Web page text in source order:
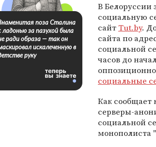
В Белоруссии
социальную
сайт Tut.by.
сайта по
социальной
часов до
социальные
Как сообщает
серверы-
социальной
монополиста
поза Сталина
ладонью за пазухой была
ради образа — так он
искалеченную в
руку